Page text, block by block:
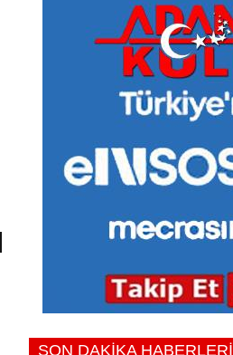
SON DAKİKA HABERLERİ